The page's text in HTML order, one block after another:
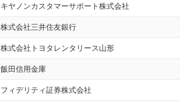
キヤノンカスタマーサポート株式会社
株式会社三井住友銀行
株式会社トヨタレンタリース山形
飯田信用金庫
フィデリティ証券株式会社